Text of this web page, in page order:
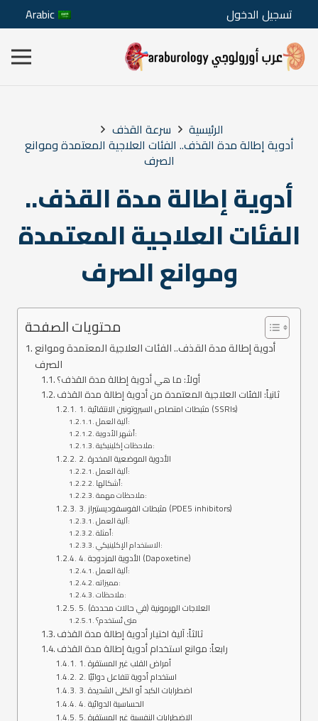
تسجيل الدخول Arabic
الرئيسية سرعة القذف
أدوية إطالة مدة القذف.. الفئات العلاجية المعتمدة وموانع
الصرف
أدوية إطالة مدة القذف..
الفئات العلاجية المعتمدة
وموانع الصرف
محتويات الصفحة
أدوية إطالة مدة القذف.. الفئات العلاجية المعتمدة وموانع
الصرف
أولاً: ما هي أدوية إطالة مدة القذف؟
ثانياً: الفئات العلاجية المعتمدة من أدوية إطالة مدة القذف
1. مثبطات امتصاص السيروتونين الانتقائية (SSRIs)
آلية العمل:
أشهر الأدوية:
ملاحظات إكلينيكية:
2. الأدوية الموضعية المخدرة
آلية العمل:
أشكالها:
ملاحظات مهمة:
3. مثبطات الفوسفوديستيراز (PDE5 inhibitors)
آلية العمل:
أمثلة:
الاستخدام الإكلينيكي:
4. الأدوية المزدوجة (Dapoxetine)
آلية العمل:
مميزاته:
ملاحظات:
5. العلاجات الهرمونية (في حالات محددة)
متى تُستخدم؟
ثالثاً: آلية اختيار أدوية إطالة مدة القذف
رابعاً: موانع استخدام أدوية إطالة مدة القذف
1. أمراض القلب غير المستقرة
2. استخدام أدوية تتفاعل دوائيًا
3. اضطرابات الكبد أو الكلى الشديدة
4. الحساسية الدوائية
5. الاضطرابات النفسية غير المستقرة